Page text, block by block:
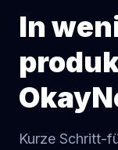
In
Kurze Schritt-